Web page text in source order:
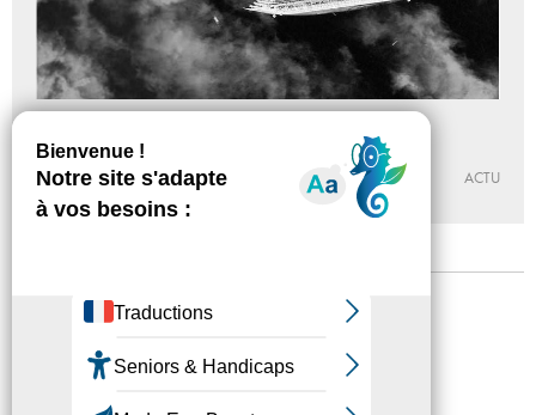
Du 25 - 04 au 29 - 08 - 2021
ABBAYE DE MAUBUISSON
ACTU
Accessibilité